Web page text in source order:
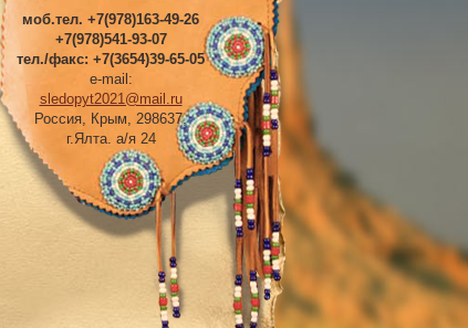
моб.тел. +7(978)163-49-26
+7(978)541-93-07
тел./факс: +7(3654)39-65-05
e-mail:
sledopyt2021@mail.ru
Россия, Крым, 298637,
г.Ялта. а/я 24